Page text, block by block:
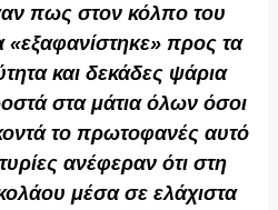
πως στον κόλπο του
προς τα
και δεκάδες ψάρια
στα μάτια όλων όσοι
το πρωτοφανές αυτό
ανέφεραν ότι στη
μέσα σε ελάχιστα